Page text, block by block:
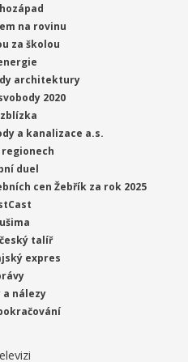
na rovinu
za školou
architektury
2020
a kanalizace a.s.
regionech
duel
cen Žebřík za rok 2025
talíř
expres
nálezy